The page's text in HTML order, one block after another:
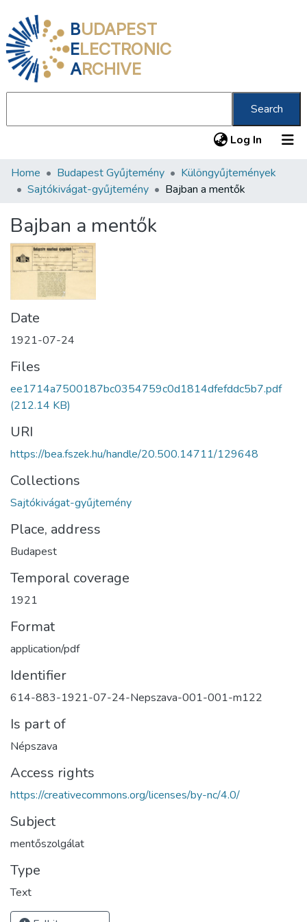
BUDAPEST
ELECTRONIC
ARCHIVE
Search
Log In (current)
Communities & Collections
Statistics
About us
Home Budapest Gyűjtemény
Különgyűjtemények
Sajtókivágat-gyűjtemény
Bajban a mentők
Bajban a mentők
Date
1921-07-24
Files
ee1714a7500187bc0354759c0d1814dfefddc5b7.pdf
(212.14 KB)
URI
https://bea.fszek.hu/handle/20.500.14711/129648
Collections
Sajtókivágat-gyűjtemény
Place, address
Budapest
Temporal coverage
1921
Format
application/pdf
Identifier
614-883-1921-07-24-Nepszava-001-001-m122
Is part of
Népszava
Access rights
https://creativecommons.org/licenses/by-nc/4.0/
Subject
mentőszolgálat
Type
Text